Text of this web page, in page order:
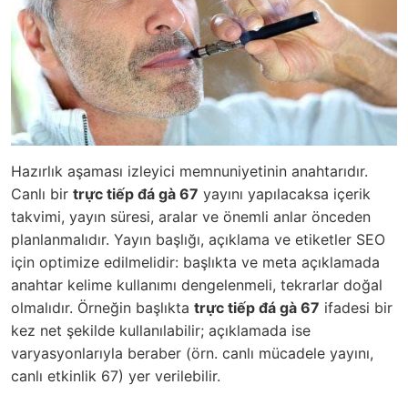
Hazırlık aşaması izleyici memnuniyetinin anahtarıdır.
Canlı bir trực tiếp đá gà 67 yayını yapılacaksa içerik
takvimi, yayın süresi, aralar ve önemli anlar önceden
planlanmalıdır. Yayın başlığı, açıklama ve etiketler SEO
için optimize edilmelidir: başlıkta ve meta açıklamada
anahtar kelime kullanımı dengelenmeli, tekrarlar doğal
olmalıdır. Örneğin başlıkta trực tiếp đá gà 67 ifadesi bir
kez net şekilde kullanılabilir; açıklamada ise
varyasyonlarıyla beraber (örn. canlı mücadele yayını,
canlı etkinlik 67) yer verilebilir.